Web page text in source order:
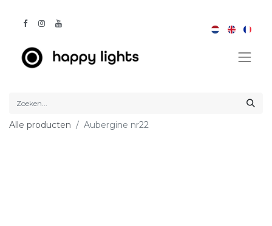
Alle producten Aubergine nr22